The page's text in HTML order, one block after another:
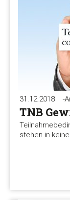
31.12.2018 -
TNB
stehen in